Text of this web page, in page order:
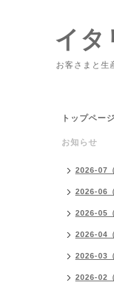
イ
お客さまと
トップページ
お知らせ
2026-07（
2026-06（
2026-05（
2026-04（
2026-03（
2026-02（